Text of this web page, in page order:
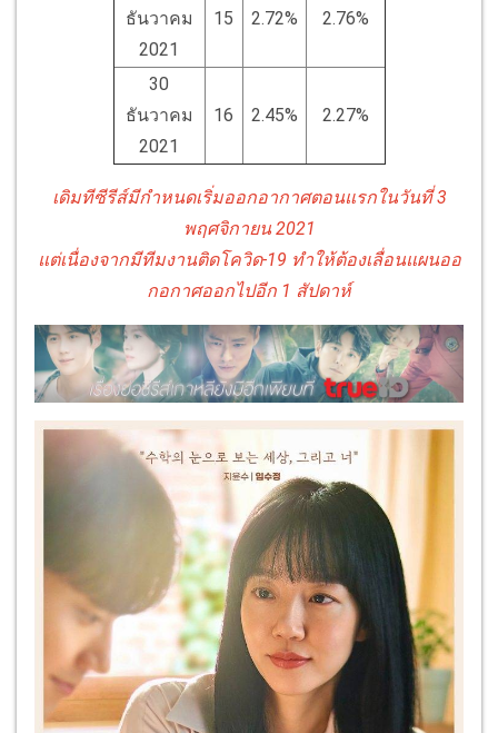
ธันวาคม
2021
15 2.72% 2.76%
30
ธันวาคม
2021
16 2.45% 2.27%
เดิมทีซีรีส์มีกำหนดเริ่มออกอากาศตอนแรกในวันที่ 3
พฤศจิกายน 2021
แต่เนื่องจากมีทีมงานติดโควิด-19 ทำให้ต้องเลื่อนแผนออ
กอกาศออกไปอีก 1 สัปดาห์